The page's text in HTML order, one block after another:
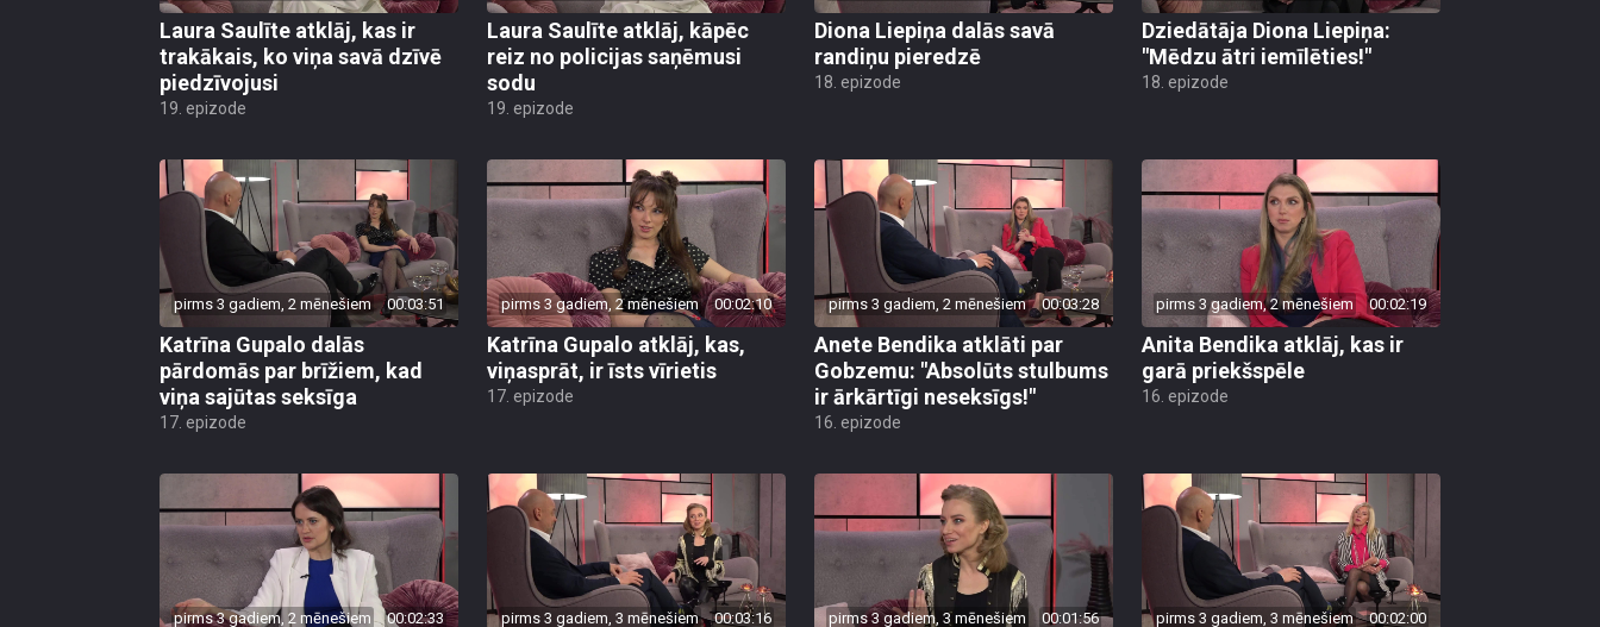
Laura Saulīte atklāj, kas ir
trakākais, ko viņa savā dzīvē
piedzīvojusi
19. epizode
Laura Saulīte atklāj, kāpēc
reiz no policijas saņēmusi
sodu
19. epizode
Diona Liepiņa dalās savā
randiņu pieredzē
18. epizode
Dziedātāja Diona Liepiņa:
"Mēdzu ātri iemīlēties!"
18. epizode
pirms 3 gadiem, 2 mēnešiem 00:03:51
Katrīna Gupalo dalās
pārdomās par brīžiem, kad
viņa sajūtas seksīga
17. epizode
pirms 3 gadiem, 2 mēnešiem 00:02:10
Katrīna Gupalo atklāj, kas,
viņasprāt, ir īsts vīrietis
17. epizode
pirms 3 gadiem, 2 mēnešiem 00:03:28
Anete Bendika atklāti par
Gobzemu: "Absolūts stulbums
ir ārkārtīgi neseksīgs!"
16. epizode
pirms 3 gadiem, 2 mēnešiem 00:02:19
Anita Bendika atklāj, kas ir
garā priekšspēle
16. epizode
pirms 3 gadiem, 2 mēnešiem 00:02:33 pirms 3 gadiem, 3 mēnešiem 00:03:16 pirms 3 gadiem, 3 mēnešiem 00:01:56 pirms 3 gadiem, 3 mēnešiem 00:02:00